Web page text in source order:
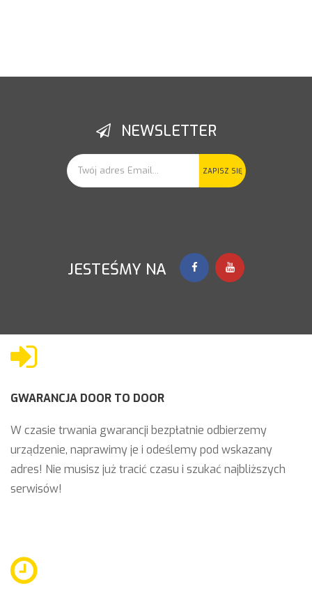
NEWSLETTER
ZAPISZ SIĘ
JESTEŚMY NA
GWARANCJA DOOR TO DOOR
W czasie trwania gwarancji bezpłatnie odbierzemy
urządzenie, naprawimy je i odeślemy pod wskazany
adres! Nie musisz już tracić czasu i szukać najbliższych
serwisów!